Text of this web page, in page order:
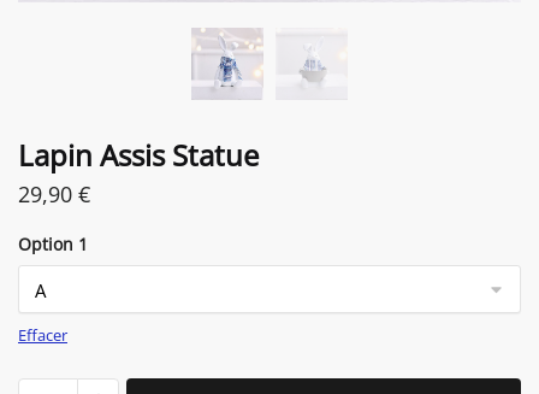
Lapin Assis Statue
29,90 €
Option 1
Effacer